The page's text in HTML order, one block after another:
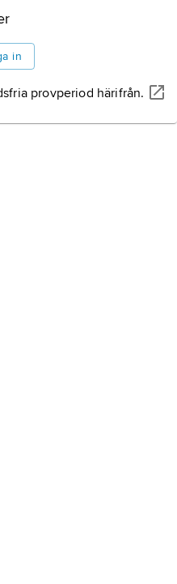
in
provperiod härifrån.